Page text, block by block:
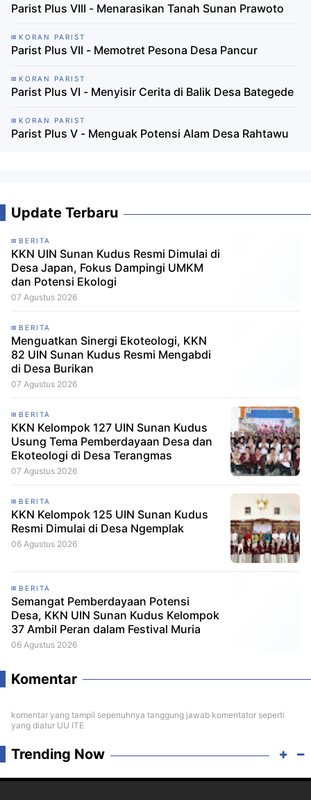
Parist Plus VIII - Menarasikan Tanah Sunan Prawoto
KORAN PARIST
Parist Plus VII - Memotret Pesona Desa Pancur
KORAN PARIST
Parist Plus VI - Menyisir Cerita di Balik Desa Bategede
KORAN PARIST
Parist Plus V - Menguak Potensi Alam Desa Rahtawu
Update Terbaru
BERITA
KKN UIN Sunan Kudus Resmi Dimulai di
Desa Japan, Fokus Dampingi UMKM
dan Potensi Ekologi
07 Agustus 2026
BERITA
Menguatkan Sinergi Ekoteologi, KKN
82 UIN Sunan Kudus Resmi Mengabdi
di Desa Burikan
07 Agustus 2026
BERITA
KKN Kelompok 127 UIN Sunan Kudus
Usung Tema Pemberdayaan Desa dan
Ekoteologi di Desa Terangmas
07 Agustus 2026
BERITA
KKN Kelompok 125 UIN Sunan Kudus
Resmi Dimulai di Desa Ngemplak
06 Agustus 2026
BERITA
Semangat Pemberdayaan Potensi
Desa, KKN UIN Sunan Kudus Kelompok
37 Ambil Peran dalam Festival Muria
06 Agustus 2026
Komentar
komentar yang tampil sepenuhnya tanggung jawab komentator seperti
yang diatur UU ITE
Trending Now